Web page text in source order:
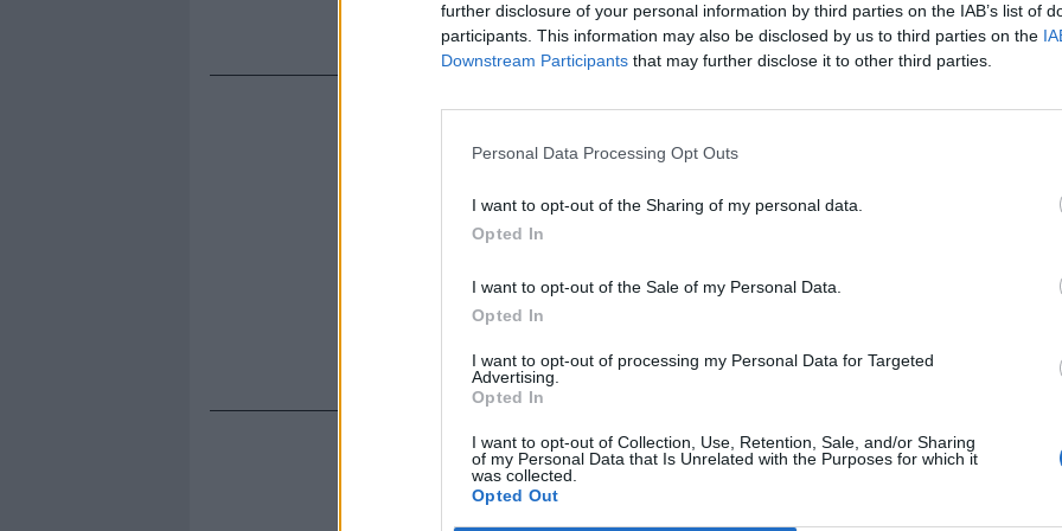
further disclosure of your personal information by third parties on the IAB’s list of
participants. This information may also be disclosed by us to third parties on the
Downstream Participants that may further disclose it to other third parties.
Personal Data Processing Opt Outs
I want to opt-out of the Sharing of my personal data.
Opted In
I want to opt-out of the Sale of my Personal Data.
Opted In
I want to opt-out of processing my Personal Data for Targeted
Advertising.
Opted In
I want to opt-out of Collection, Use, Retention, Sale, and/or Sharing
of my Personal Data that Is Unrelated with the Purposes for which it
was collected.
Opted Out
dell'1,3%.
Trump, Meloni e la strategia